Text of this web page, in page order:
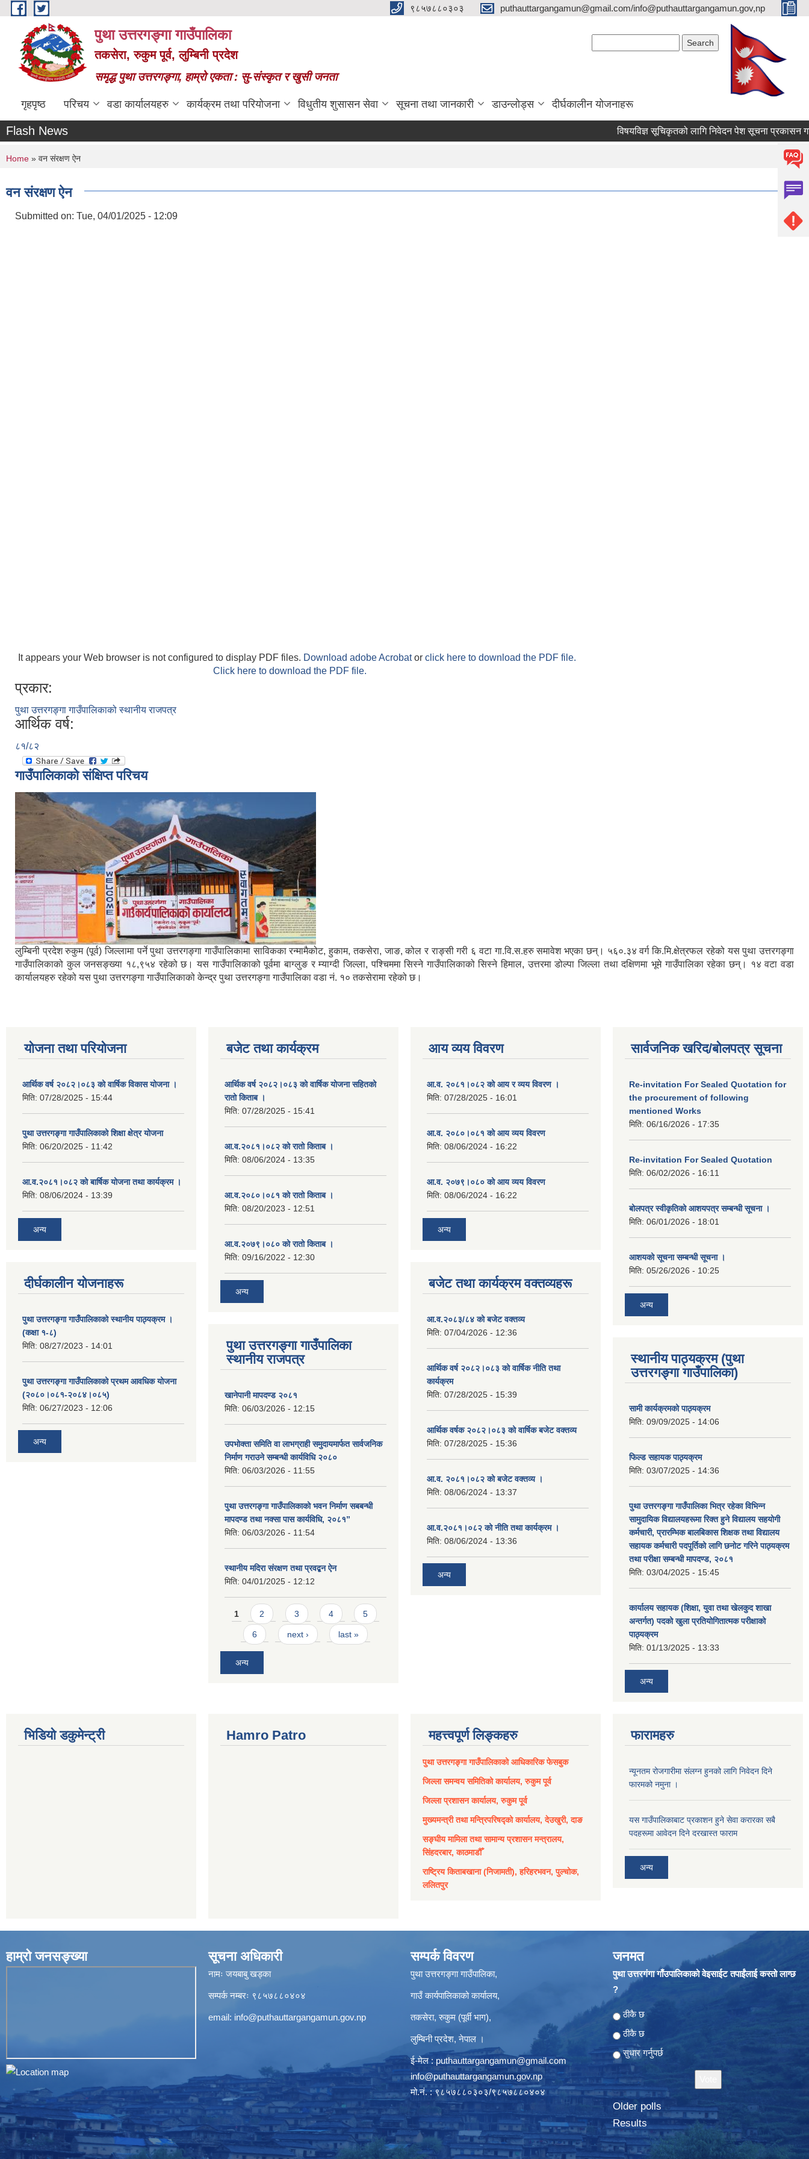
Skip to main content ९८५७८८०३०३ puthauttargangamun@gmail.com/info@puthauttargangamun.gov,np
पुथा उत्तरगङ्गा गाउँपालिका
तकसेरा, रुकुम पूर्व, लुम्बिनी प्रदेश
समृद्ध पुथा उत्तरगङ्गा, हाम्रो एकता : सु-संस्कृत र खुसी जनता
गृहपृष्ठ परिचय वडा कार्यालयहरु कार्यक्रम तथा परियोजना विधुतीय शुसासन सेवा सूचना तथा जानकारी डाउन्लोड्स दीर्घकालीन योजनाहरू
Flash News विषयविज्ञ सूचिकृतको लागि निवेदन पेश सूचना प्रकासन
You are here
Home » वन संरक्षण ऐन
वन संरक्षण ऐन
Submitted on: Tue, 04/01/2025 - 12:09
It appears your Web browser is not configured to display PDF files. Download adobe Acrobator click here to download the PDF file.
Click here to download the PDF file.
प्रकार:
पुथा उत्तरगङ्गा गाउँपालिकाको स्थानीय राजपत्र
आर्थिक वर्ष:
८१/८२
गाउँपालिकाको संक्षिप्त परिचय
लुम्बिनी प्रदेश रुकुम (पूर्व) जिल्लामा पर्ने पुथा उत्तरगङ्गा गाउँपालिकामा साविकका रन्मामैकोट, हुकाम, तकसेरा, जाङ, कोल र राङ्सी गरी ६ वटा गा.वि.स.हरु समावेश भएका छन्। ५६०.३४ वर्ग कि.मि.क्षेत्रफल रहेको यस पुथा उत्तरगङ्गा
गाउँपालिकाको कुल जनसङ्ख्या १८,९५४ रहेको छ। यस गाउँपालिकाको पूर्वमा बाग्लुङ र म्याग्दी जिल्ला, पश्चिममा सिस्ने गाउँपालिकाको सिस्ने हिमाल, उत्तरमा डोल्पा जिल्ला तथा दक्षिणमा भूमे गाउँपालिका रहेका छन्। १४ वटा वडा
कार्यालयहरु रहेको यस पुथा उत्तरगङ्गा गाउँपालिकाको केन्द्र पुथा उत्तरगङ्गा गाउँपालिका वडा नं. १० तकसेरामा रहेको छ।
योजना तथा परियोजना
आर्थिक वर्ष २०८२।०८३ को वार्षिक विकास योजना ।
मिति: 07/28/2025 - 15:44
पुथा उत्तरगङ्गा गाउँपालिकाको शिक्षा क्षेत्र योजना
मिति: 06/20/2025 - 11:42
आ.व.२०८१।०८२ को बार्षिक योजना तथा कार्यक्रम ।
मिति: 08/06/2024 - 13:39
अन्य
दीर्घकालीन योजनाहरू
पुथा उत्तरगङ्गा गाउँपालिकाको स्थानीय पाठ्यक्रम ।
(कक्षा १-८)
मिति: 08/27/2023 - 14:01
पुथा उत्तरगङ्गा गाउँपालिकाको प्रथम आवधिक योजना
(२०८०।०८१-२०८४।०८५)
मिति: 06/27/2023 - 12:06
अन्य
बजेट तथा कार्यक्रम
आर्थिक वर्ष २०८२।०८३ को वार्षिक योजना सहितको
रातो किताब ।
मिति: 07/28/2025 - 15:41
आ.व.२०८१।०८२ को रातो किताब ।
मिति: 08/06/2024 - 13:35
आ.व.२०८०।०८१ को रातो किताब ।
मिति: 08/20/2023 - 12:51
आ.व.२०७९।०८० को रातो किताब ।
मिति: 09/16/2022 - 12:30
अन्य
पुथा उत्तरगङ्गा गाउँपालिका
स्थानीय राजपत्र
खानेपानी मापदण्ड २०८१
मिति: 06/03/2026 - 12:15
उपभोक्ता समिति वा लाभग्राही समुदायमार्फत सार्वजनिक
निर्माण गराउने सम्बन्धी कार्यविधि २०८०
मिति: 06/03/2026 - 11:55
पुथा उत्तरगङ्गा गाउँपालिकाको भवन निर्माण सबबन्धी
मापदण्ड तथा नक्सा पास कार्यविधि, २०८१”
मिति: 06/03/2026 - 11:54
स्थानीय मदिरा संरक्षण तथा प्रवद्बन ऐन
मिति: 04/01/2025 - 12:12
Pages
1 2 3 4 5
6 next › last »
अन्य
आय व्यय विवरण
आ.व. २०८१।०८२ को आय र व्यय विवरण ।
मिति: 07/28/2025 - 16:01
आ.व. २०८०।०८१ को आय व्यय विवरण
मिति: 08/06/2024 - 16:22
आ.व. २०७९।०८० को आय व्यय विवरण
मिति: 08/06/2024 - 16:22
अन्य
बजेट तथा कार्यक्रम वक्तव्यहरू
आ.व.२०८३/८४ को बजेट वक्तव्य
मिति: 07/04/2026 - 12:36
आर्थिक वर्ष २०८२।०८३ को वार्षिक नीति तथा
कार्यक्रम
मिति: 07/28/2025 - 15:39
आर्थिक वर्षक २०८२।०८३ को वार्षिक बजेट वक्तव्य
मिति: 07/28/2025 - 15:36
आ.व. २०८१।०८२ को बजेट वक्तव्य ।
मिति: 08/06/2024 - 13:37
आ.व.२०८१।०८२ को नीति तथा कार्यक्रम ।
मिति: 08/06/2024 - 13:36
अन्य
सार्वजनिक खरिद/बोलपत्र सूचना
Re-invitation For Sealed Quotation for
the procurement of following
mentioned Works
मिति: 06/16/2026 - 17:35
Re-invitation For Sealed Quotation
मिति: 06/02/2026 - 16:11
बोलपत्र स्वीकृतिको आशयपत्र सम्बन्धी सूचना ।
मिति: 06/01/2026 - 18:01
आशयको सूचना सम्बन्धी सूचना ।
मिति: 05/26/2026 - 10:25
अन्य
स्थानीय पाठ्यक्रम (पुथा
उत्तरगङ्गा गाउँपालिका)
सामी कार्यक्रमको पाठ्यक्रम
मिति: 09/09/2025 - 14:06
फिल्ड सहायक पाठ्यक्रम
मिति: 03/07/2025 - 14:36
पुथा उत्तरगङ्गा गाउँपालिका भित्र रहेका विभिन्न
सामुदायिक विद्यालयहरूमा रिक्त हुने विद्यालय सहयोगी
कर्मचारी, प्रारम्भिक बालबिकास शिक्षक तथा विद्यालय
सहायक कर्मचारी पदपूर्तिको लागि छनोट गरिने पाठ्यक्रम
तथा परीक्षा सम्बन्धी मापदण्ड, २०८१
मिति: 03/04/2025 - 15:45
कार्यालय सहायक (शिक्षा, युवा तथा खेलकुद शाखा
अन्तर्गत) पदको खुला प्रतियोगितात्मक परीक्षाको
पाठ्यक्रम
मिति: 01/13/2025 - 13:33
अन्य
भिडियो डकुमेन्ट्री Hamro Patro महत्त्वपूर्ण लिङ्कहरु
पुथा उत्तरगङ्गा गाउँपालिकाको आधिकारिक फेसबुक
जिल्ला समन्वय समितिको कार्यालय, रुकुम पूर्व
जिल्ला प्रशासन कार्यालय, रुकुम पूर्व
मुख्यमन्त्री तथा मन्त्रिपरिषद्को कार्यालय, देउखुरी, दाङ
सङ्घीय मामिला तथा सामान्य प्रशासन मन्त्रालय,
सिंहदरबार, काठमाडौँ
राष्ट्रिय किताबखाना (निजामती), हरिहरभवन, पुल्चोक,
ललितपुर
फारामहरु
न्यूनतम रोजगारीमा संलग्न हुनको लागि निवेदन दिने
फारमको नमुना ।
यस गाउँपालिकाबाट प्रकाशन हुने सेवा करारका सबै
पदहरूमा आवेदन दिने दरखास्त फाराम
अन्य
हाम्रो जनसङ्ख्या सूचना अधिकारी
नामः जयबाबु खड्का
सम्पर्क नम्बरः ९८५७८८०४०४
email: info@puthauttargangamun.gov.np
सम्पर्क विवरण
पुथा उत्तरगङ्गा गाउँपालिका,
गाउँ कार्यपालिकाको कार्यालय,
तकसेरा, रुकुम (पूर्वी भाग),
लुम्बिनी प्रदेश, नेपाल ।
ई-मेल : puthauttargangamun@gmail.com
info@puthauttargangamun.gov.np
मो.नं. : ९८५७८८०३०३/९८५७८८०४०४
जनमत
पुथा उत्तरगंगा गाँउपालिकाको वेइसाईट तपाईंलाई कस्तो लाग्छ
?
Choices
ठीकै छ
ठीकै छ
सुधार गर्नुपर्छ
Older polls
Results